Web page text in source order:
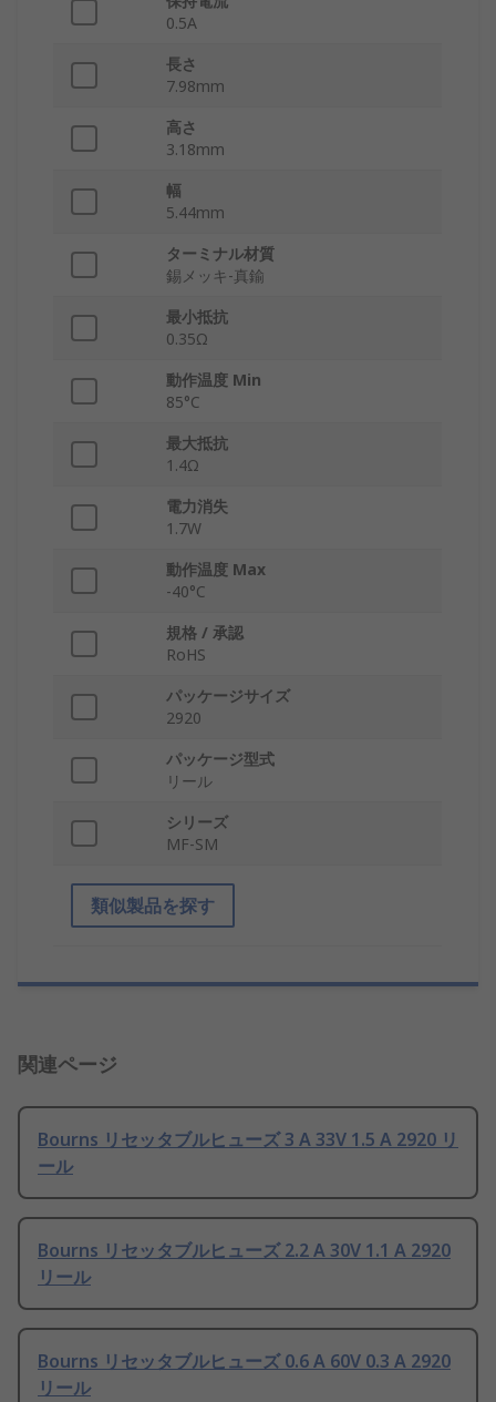
0.5A
長さ
7.98mm
高さ
3.18mm
幅
5.44mm
ターミナル材質
錫メッキ-真鍮
最小抵抗
0.35Ω
動作温度 Min
85°C
最大抵抗
1.4Ω
電力消失
1.7W
動作温度 Max
-40°C
規格 / 承認
RoHS
パッケージサイズ
2920
パッケージ型式
リール
シリーズ
MF-SM
類似製品を探す
関連ページ
Bourns リセッタブルヒューズ 3 A 33V 1.5 A 2920 リ
ール
Bourns リセッタブルヒューズ 2.2 A 30V 1.1 A 2920
リール
Bourns リセッタブルヒューズ 0.6 A 60V 0.3 A 2920
リール